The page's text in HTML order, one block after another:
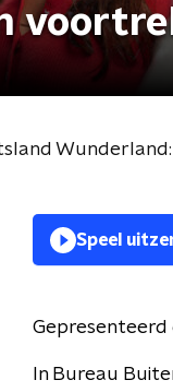
Speel
Gepresenteerd
In Bureau